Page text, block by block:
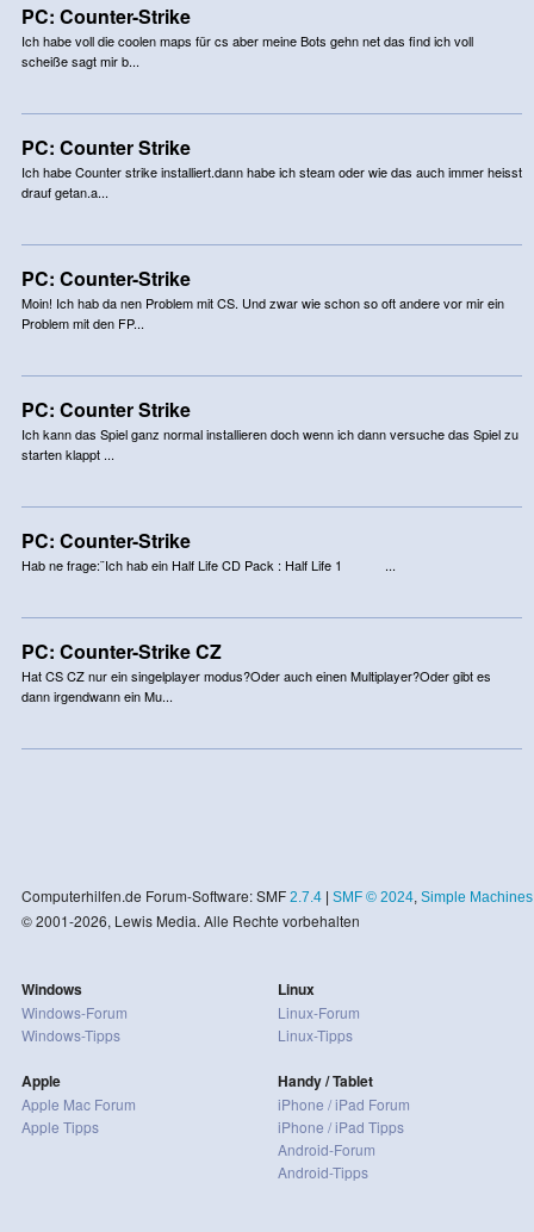
PC: Counter-Strike
Ich habe voll die coolen maps für cs aber meine Bots gehn net das find ich voll
scheiße sagt mir b...
PC: Counter Strike
Ich habe Counter strike installiert.dann habe ich steam oder wie das auch immer heisst
drauf getan.a...
PC: Counter-Strike
Moin! Ich hab da nen Problem mit CS. Und zwar wie schon so oft andere vor mir ein
Problem mit den FP...
PC: Counter Strike
Ich kann das Spiel ganz normal installieren doch wenn ich dann versuche das Spiel zu
starten klappt ...
PC: Counter-Strike
Hab ne frage:¨Ich hab ein Half Life CD Pack : Half Life 1 ...
PC: Counter-Strike CZ
Hat CS CZ nur ein singelplayer modus?Oder auch einen Multiplayer?Oder gibt es
dann irgendwann ein Mu...
Computerhilfen.de Forum-Software: SMF 2.7.4| SMF © 2024, Simple Machines
© 2001-2026, Lewis Media. Alle Rechte vorbehalten
Windows
Windows-Forum
Windows-Tipps
Apple
Apple Mac Forum
Apple Tipps
Linux
Linux-Forum
Linux-Tipps
Handy / Tablet
iPhone / iPad Forum
iPhone / iPad Tipps
Android-Forum
Android-Tipps